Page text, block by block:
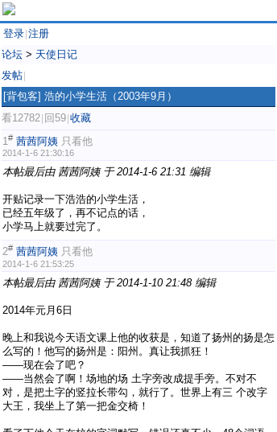
登录 注册
论坛 > 天使日记
发帖
[背包客] 浩的小学生活（2003年9月）
看12782 回59 收藏
1# 茜茜阿姨 只看他
2014-1-6 21:30:16
本帖最后由 茜茜阿姨 于 2014-1-6 21:31 编辑
开贴记录一下浩浩的小学生活，
已经五年级了，再不记点的话，
小学马上就要过完了。
2# 茜茜阿姨 只看他
2014-1-6 21:53:25
本帖最后由 茜茜阿姨 于 2014-1-10 21:48 编辑
2014年元月6日
晚上和我说今天语文课上他的收获是，知道了扬州的扬是怎
么写的！他写的扬州是：阳州。真让我抓狂！
——现在会了吧？
——当然会了啊！场地的场 土字旁改成提手旁。不对不
对，是把土字的竖拉长带勾，就行了。世界上有三 个改字
大王，我坐上了第一把金交椅！